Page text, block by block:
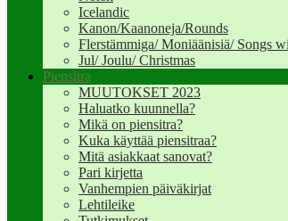
Icelandic
Kanon/Kaanoneja/Rounds
Flerstämmiga/ Moniäänisiä/ Songs
Jul/ Joulu/ Christmas
Piensitra
MUUTOKSET 2023
Haluatko kuunnella?
Mikä on piensitra?
Kuka käyttää piensitraa?
Mitä asiakkaat sanovat?
Pari kirjetta
Vanhempien päiväkirjat
Lehtileike